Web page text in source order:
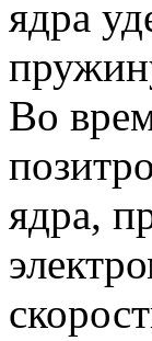
ядра
Во
ядра,